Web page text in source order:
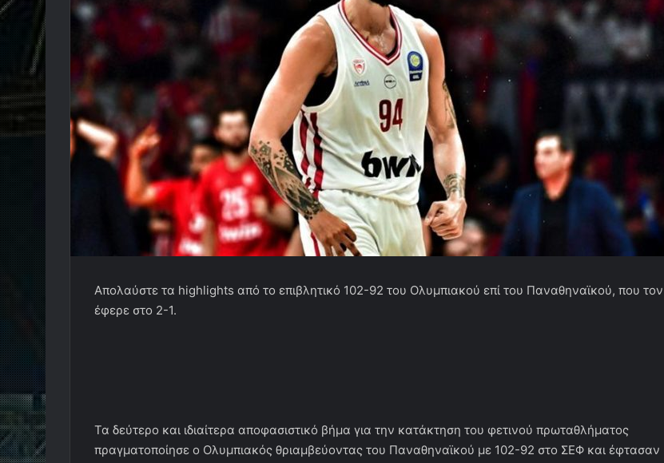
Απολαύστε τα highlights από το επιβλητικό 102-92 του Ολυμπιακού επί του Παναθηναϊκού, που τον
έφερε στο 2-1.
Τα δεύτερο και ιδιαίτερα αποφασιστικό βήμα για την κατάκτηση του φετινού πρωταθλήματος
πραγματοποίησε ο Ολυμπιακός θριαμβεύοντας του Παναθηναϊκού με 102-92 στο ΣΕΦ και έφτασαν